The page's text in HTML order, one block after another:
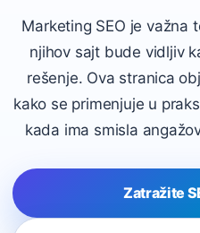
Marketing SEO je važna
njihov sajt bude vidljiv
rešenje. Ova stranica
kako se primenjuje u
kada ima smisla
Zatražite